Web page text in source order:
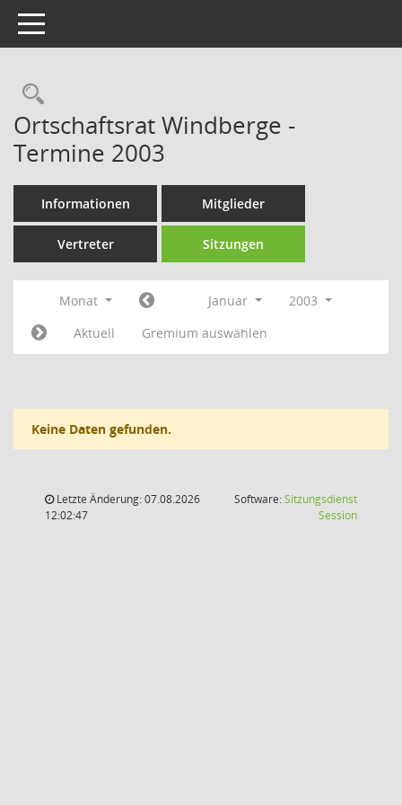
Toggle navigation
Rechercheauswahl
Ortschaftsrat Windberge -
Termine 2003
Informationen Mitglieder
Vertreter Sitzungen
Monat Januar
2003
Aktuell
Gremium auswählen
Keine Daten gefunden.
Letzte Änderung: 07.08.2026
12:02:47
Software:Sitzungsdienst
Session(Wird in